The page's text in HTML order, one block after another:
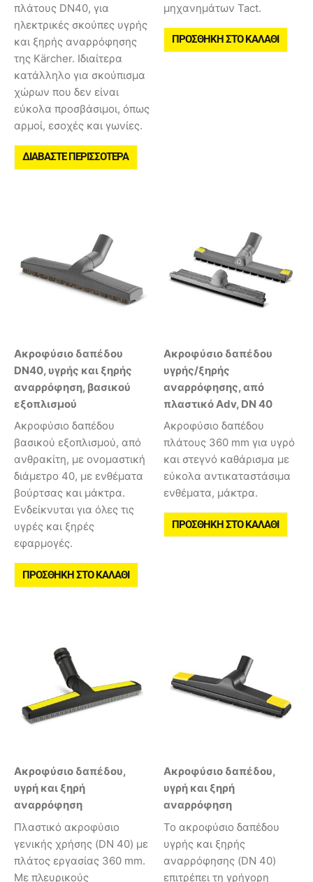
πλάτους DN40, για
ηλεκτρικές σκούπες υγρής
και ξηρής αναρρόφησης
της Kärcher. Ιδιαίτερα
κατάλληλο για σκούπισμα
χώρων που δεν είναι
εύκολα προσβάσιμοι, όπως
αρμοί, εσοχές και γωνίες.
ΔΙΑΒΆΣΤΕ ΠΕΡΙΣΣΌΤΕΡΑ
μηχανημάτων Tact.
ΠΡΟΣΘΉΚΗ ΣΤΟ ΚΑΛΆΘΙ
Ακροφύσιο δαπέδου
DN40, υγρής και ξηρής
αναρρόφηση, βασικού
εξοπλισμού
Ακροφύσιο δαπέδου
βασικού εξοπλισμού, από
ανθρακίτη, με ονομαστική
διάμετρο 40, με ενθέματα
βούρτσας και μάκτρα.
Ενδείκνυται για όλες τις
υγρές και ξηρές
εφαρμογές.
ΠΡΟΣΘΉΚΗ ΣΤΟ ΚΑΛΆΘΙ
Ακροφύσιο δαπέδου
υγρής/ξηρής
αναρρόφησης, από
πλαστικό Adv, DN 40
Ακροφύσιο δαπέδου
πλάτους 360 mm για υγρό
και στεγνό καθάρισμα με
εύκολα αντικαταστάσιμα
ενθέματα, μάκτρα.
ΠΡΟΣΘΉΚΗ ΣΤΟ ΚΑΛΆΘΙ
Ακροφύσιο δαπέδου,
υγρή και ξηρή
αναρρόφηση
Πλαστικό ακροφύσιο
γενικής χρήσης (DN 40) με
πλάτος εργασίας 360 mm.
Με πλευρικούς
Ακροφύσιο δαπέδου,
υγρή και ξηρή
αναρρόφηση
Το ακροφύσιο δαπέδου
υγρής και ξηρής
αναρρόφησης (DN 40)
επιτρέπει τη γρήγορη